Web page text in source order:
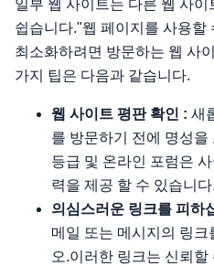
일부 웹 사이트는 다른 웹 사이
쉽습니다."웹 페이지를 사용할
최소화하려면 방문하는 웹 사
가지 팁은 다음과 같습니다.
웹 사이트 평판 확인 : 새
를 방문하기 전에 명성
등급 및 온라인 포럼은
력을 제공 할 수 있습니다.
의심스러운 링크를 피하
메일 또는 메시지의 링크
오.이러한 링크는 신뢰